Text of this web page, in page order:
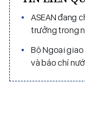
ASEAN đang
trưởng trong
Bộ Ngoại
và báo chí